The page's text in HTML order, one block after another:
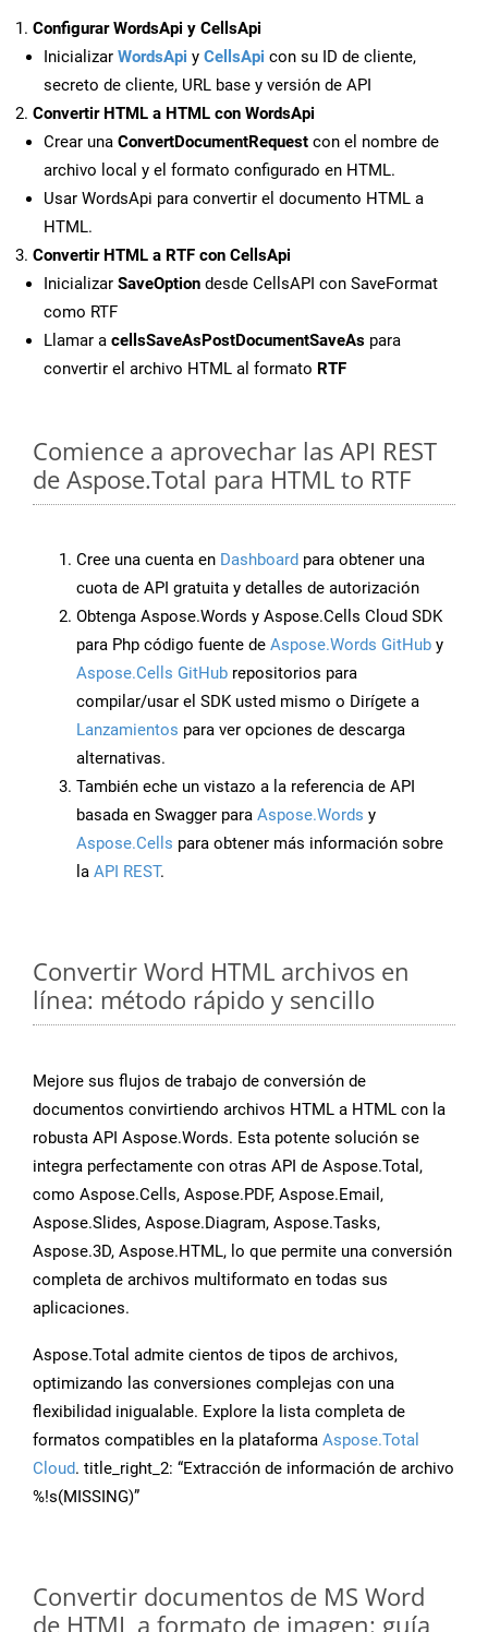
Configurar WordsApi y CellsApi
Inicializar WordsApi y CellsApi con su ID de cliente,
secreto de cliente, URL base y versión de API
Convertir HTML a HTML con WordsApi
Crear una ConvertDocumentRequest con el nombre de
archivo local y el formato configurado en HTML.
Usar WordsApi para convertir el documento HTML a
HTML.
Convertir HTML a RTF con CellsApi
Inicializar SaveOption desde CellsAPI con SaveFormat
como RTF
Llamar a cellsSaveAsPostDocumentSaveAs para
convertir el archivo HTML al formato RTF
Comience a aprovechar las API REST
de Aspose.Total para HTML to RTF
Cree una cuenta en Dashboard para obtener una
cuota de API gratuita y detalles de autorización
Obtenga Aspose.Words y Aspose.Cells Cloud SDK
para Php código fuente de Aspose.Words GitHub y
Aspose.Cells GitHub repositorios para
compilar/usar el SDK usted mismo o Dirígete a
Lanzamientos para ver opciones de descarga
alternativas.
También eche un vistazo a la referencia de API
basada en Swagger para Aspose.Words y
Aspose.Cells para obtener más información sobre
la API REST.
Convertir Word HTML archivos en
línea: método rápido y sencillo
Mejore sus flujos de trabajo de conversión de
documentos convirtiendo archivos HTML a HTML con la
robusta API Aspose.Words. Esta potente solución se
integra perfectamente con otras API de Aspose.Total,
como Aspose.Cells, Aspose.PDF, Aspose.Email,
Aspose.Slides, Aspose.Diagram, Aspose.Tasks,
Aspose.3D, Aspose.HTML, lo que permite una conversión
completa de archivos multiformato en todas sus
aplicaciones.
Aspose.Total admite cientos de tipos de archivos,
optimizando las conversiones complejas con una
flexibilidad inigualable. Explore la lista completa de
formatos compatibles en la plataforma Aspose.Total
Cloud. title_right_2: “Extracción de información de archivo
%!s(MISSING)”
Convertir documentos de MS Word
de HTML a formato de imagen: guía